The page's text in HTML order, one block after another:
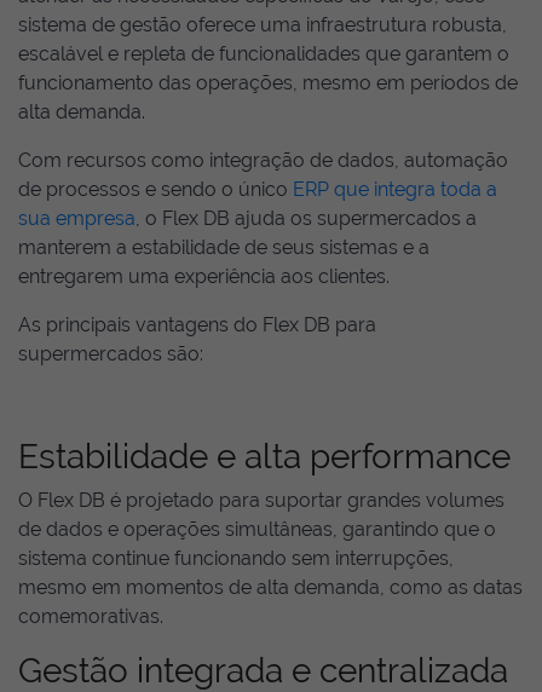
sistema de gestão oferece uma infraestrutura robusta,
escalável e repleta de funcionalidades que garantem o
funcionamento das operações, mesmo em períodos de
alta demanda.
Com recursos como integração de dados, automação
de processos e sendo o único ERP que integra toda a
sua empresa, o Flex DB ajuda os supermercados a
manterem a estabilidade de seus sistemas e a
entregarem uma experiência aos clientes.
As principais vantagens do Flex DB para
supermercados são:
Estabilidade e alta performance
O Flex DB é projetado para suportar grandes volumes
de dados e operações simultâneas, garantindo que o
sistema continue funcionando sem interrupções,
mesmo em momentos de alta demanda, como as datas
comemorativas.
Gestão integrada e centralizada